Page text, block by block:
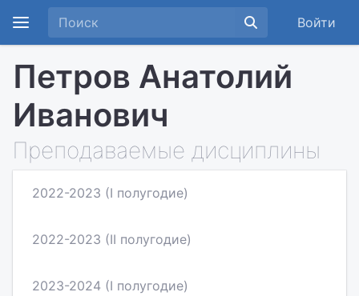
Войти
Петров Анатолий
Иванович
Преподаваемые дисциплины
2022-2023 (I полугодие)
2022-2023 (II полугодие)
2023-2024 (I полугодие)